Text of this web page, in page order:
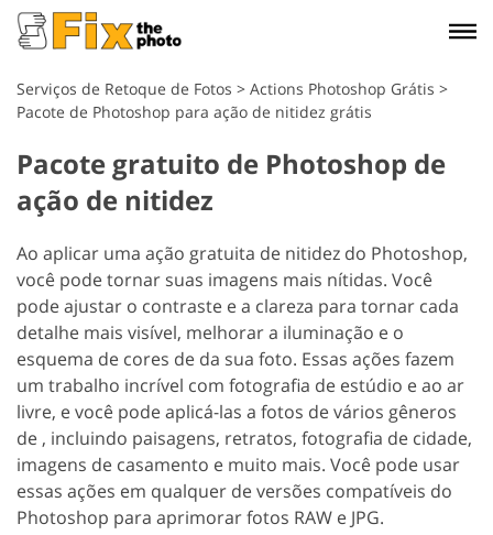
Serviços de Retoque de Fotos > Actions Photoshop Grátis >
Pacote de Photoshop para ação de nitidez grátis
Pacote gratuito de Photoshop de
ação de nitidez
Ao aplicar uma ação gratuita de nitidez do Photoshop,
você pode tornar suas imagens mais nítidas. Você
pode ajustar o contraste e a clareza para tornar cada
detalhe mais visível, melhorar a iluminação e o
esquema de cores de da sua foto. Essas ações fazem
um trabalho incrível com fotografia de estúdio e ao ar
livre, e você pode aplicá-las a fotos de vários gêneros
de , incluindo paisagens, retratos, fotografia de cidade,
imagens de casamento e muito mais. Você pode usar
essas ações em qualquer de versões compatíveis do
Photoshop para aprimorar fotos RAW e JPG.